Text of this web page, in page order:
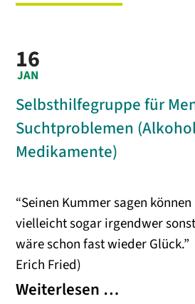
16
JAN
Selbsthilfegruppe für
Suchtproblemen
Medikamente)
“Seinen Kummer sagen
vielleicht sogar irgendwer
wäre schon fast wieder
Erich Fried)
Weiterlesen …